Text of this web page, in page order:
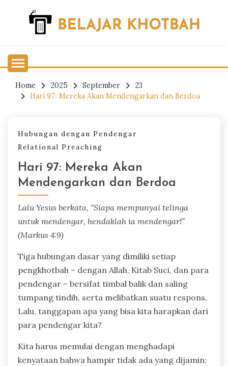
Home 2025 September
23
Hari 97: Mereka Akan Mendengarkan dan Berdoa
Hubungan dengan Pendengar
Relational Preaching
Hari 97: Mereka Akan
Mendengarkan dan Berdoa
Lalu Yesus berkata, “Siapa mempunyai telinga
untuk mendengar, hendaklah ia mendengar!”
(Markus 4:9)
Tiga hubungan dasar yang dimiliki setiap
pengkhotbah – dengan Allah, Kitab Suci, dan para
pendengar – bersifat timbal balik dan saling
tumpang tindih, serta melibatkan suatu respons.
Lalu, tanggapan apa yang bisa kita harapkan dari
para pendengar kita?
Kita harus memulai dengan menghadapi
kenyataan bahwa hampir tidak ada yang dijamin;